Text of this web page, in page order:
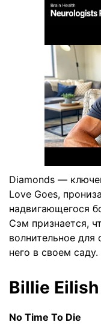
Diamonds —
Love Goes,
надвигающегося
Сэм признается,
волнительное для
него в своем саду.
Billie Eilish
No Time To Die